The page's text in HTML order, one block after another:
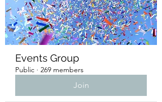
Events Group
Public · 269 members
Join